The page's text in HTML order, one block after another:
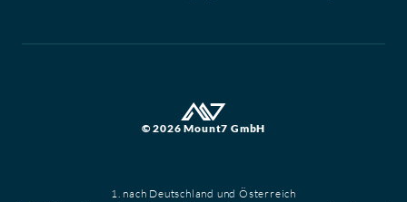
© 2026 Mount7 GmbH
1. nach Deutschland und Österreich